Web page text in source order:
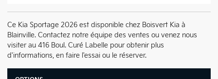
Ce Kia Sportage 2026 est disponible chez Boisvert Kia à
Blainville. Contactez notre équipe des ventes ou venez nous
visiter au 416 Boul. Curé Labelle pour obtenir plus
d'informations, en faire l'essai ou le réserver.